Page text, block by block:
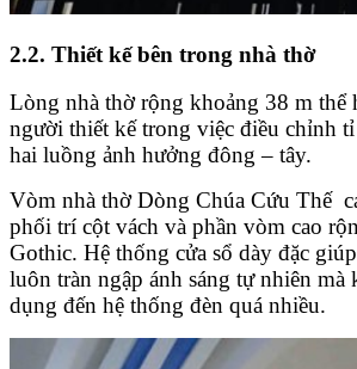
2.2. Thiết kế bên trong nhà thờ
Lòng nhà thờ rộng khoảng 38 m thể
người thiết kế trong việc điều chỉnh
hai luồng ảnh hưởng đông – tây.
Vòm nhà thờ Dòng Chúa Cứu Thế
phối trí cột vách và phần vòm cao
Gothic. Hệ thống cửa sổ dày đặc
luôn tràn ngập ánh sáng tự nhiên mà
dụng đến hệ thống đèn quá nhiều.